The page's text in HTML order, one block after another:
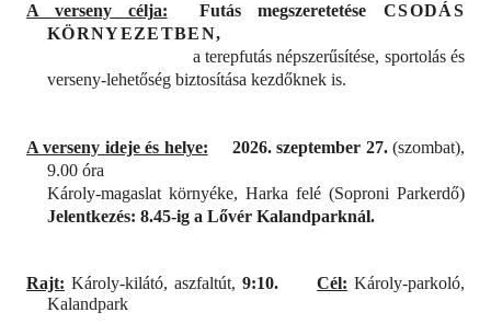
A verseny célja: Futás megszeretetéseCSODÁS
KÖRNYEZETBEN,
a terepfutás népszerűsítése, sportolás és
verseny-lehetőség biztosítása kezdőknek is.
A verseny ideje és helye: 2026. szeptember 27.(szombat),
9.00 óra
Károly-magaslat környéke, Harka felé (Soproni Parkerdő)
Jelentkezés: 8.45-ig a Lővér Kalandparknál.
Rajt: Károly-kilátó, aszfaltút, 9:10. Cél: Károly-parkoló,
Kalandpark